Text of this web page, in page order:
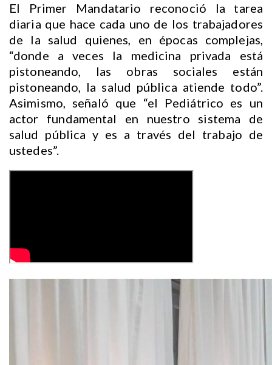
El Primer Mandatario reconoció la tarea
diaria que hace cada uno de los trabajadores
de la salud quienes, en épocas complejas,
“donde a veces la medicina privada está
pistoneando, las obras sociales están
pistoneando, la salud pública atiende todo”.
Asimismo, señaló que “el Pediátrico es un
actor fundamental en nuestro sistema de
salud pública y es a través del trabajo de
ustedes”.